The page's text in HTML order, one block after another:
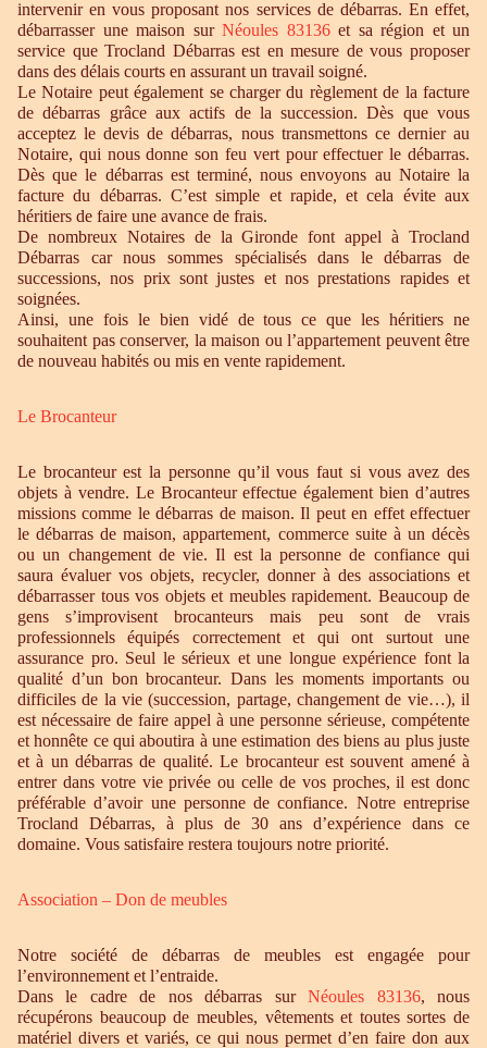
intervenir en vous proposant nos services de débarras. En effet,
débarrasser une maison sur Néoules 83136et sa région et un
service que Trocland Débarras est en mesure de vous proposer
dans des délais courts en assurant un travail soigné.
Le Notaire peut également se charger du règlement de la facture
de débarras grâce aux actifs de la succession. Dès que vous
acceptez le devis de débarras, nous transmettons ce dernier au
Notaire, qui nous donne son feu vert pour effectuer le débarras.
Dès que le débarras est terminé, nous envoyons au Notaire la
facture du débarras. C’est simple et rapide, et cela évite aux
héritiers de faire une avance de frais.
De nombreux Notaires de la Gironde font appel à Trocland
Débarras car nous sommes spécialisés dans le débarras de
successions, nos prix sont justes et nos prestations rapides et
soignées.
Ainsi, une fois le bien vidé de tous ce que les héritiers ne
souhaitent pas conserver, la maison ou l’appartement peuvent être
de nouveau habités ou mis en vente rapidement.
Le Brocanteur
Le brocanteur est la personne qu’il vous faut si vous avez des
objets à vendre. Le Brocanteur effectue également bien d’autres
missions comme le débarras de maison. Il peut en effet effectuer
le débarras de maison, appartement, commerce suite à un décès
ou un changement de vie. Il est la personne de confiance qui
saura évaluer vos objets, recycler, donner à des associations et
débarrasser tous vos objets et meubles rapidement. Beaucoup de
gens s’improvisent brocanteurs mais peu sont de vrais
professionnels équipés correctement et qui ont surtout une
assurance pro. Seul le sérieux et une longue expérience font la
qualité d’un bon brocanteur. Dans les moments importants ou
difficiles de la vie (succession, partage, changement de vie…), il
est nécessaire de faire appel à une personne sérieuse, compétente
et honnête ce qui aboutira à une estimation des biens au plus juste
et à un débarras de qualité. Le brocanteur est souvent amené à
entrer dans votre vie privée ou celle de vos proches, il est donc
préférable d’avoir une personne de confiance. Notre entreprise
Trocland Débarras, à plus de 30 ans d’expérience dans ce
domaine. Vous satisfaire restera toujours notre priorité.
Association – Don de meubles
Notre société de débarras de meubles est engagée pour
l’environnement et l’entraide.
Dans le cadre de nos débarras surNéoules 83136, nous
récupérons beaucoup de meubles, vêtements et toutes sortes de
matériel divers et variés, ce qui nous permet d’en faire don aux